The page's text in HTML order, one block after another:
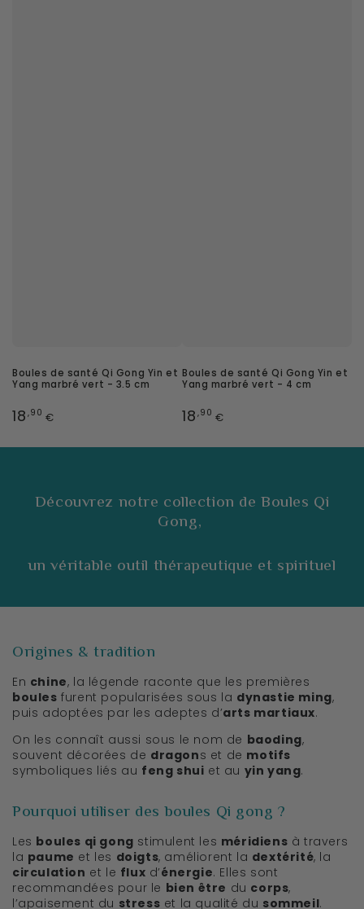
Boules de santé Qi Gong Yin et
Yang marbré vert - 3.5 cm
Prix
18 ,90 €
Boules de santé Qi Gong Yin et
Yang marbré vert - 4 cm
Prix
18 ,90 €
Découvrez notre collection de Boules Qi
Gong,
un véritable outil thérapeutique et spirituel
Origines & tradition
En chine, la légende raconte que les premières
boules furent popularisées sous la dynastie ming,
puis adoptées par les adeptes d’arts martiaux.
On les connaît aussi sous le nom de baoding,
souvent décorées de dragons et de motifs
symboliques liés au feng shui et au yin yang.
Pourquoi utiliser des boules Qi gong ?
Les boules qi gong stimulent les méridiens à travers
la paume et les doigts, améliorent la dextérité, la
circulation et le flux d’énergie. Elles sont
recommandées pour le bien être du corps,
l’apaisement du stress et la qualité du sommeil.